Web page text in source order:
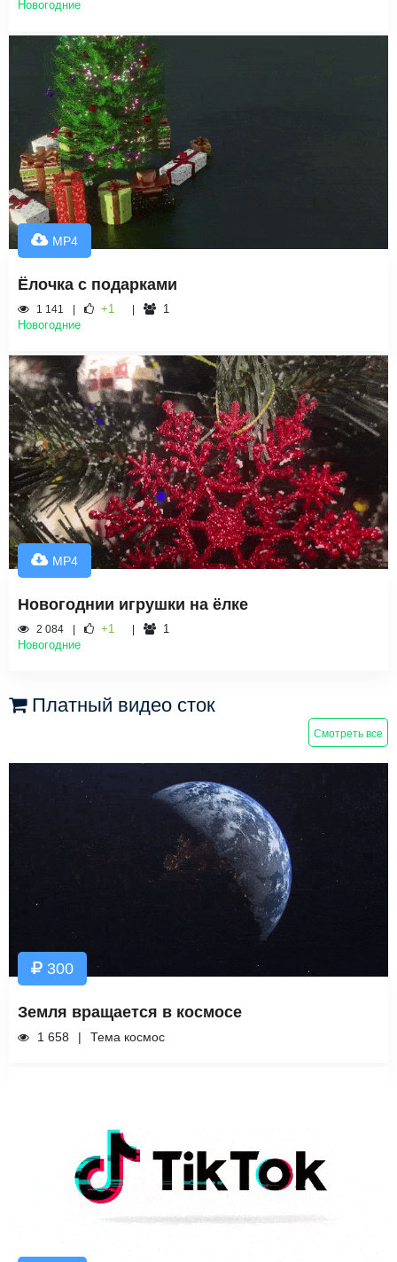
Новогодние
MP4
Ёлочка с подарками
1 141 +1
1
Новогодние
MP4
Новогоднии игрушки на ёлке
2 084 +1
1
Новогодние
Платный видео сток
Смотреть все
300
Земля вращается в космосе
1 658 Тема космос